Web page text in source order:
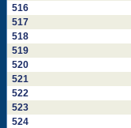
516
517
518
519
520
521
522
523
524